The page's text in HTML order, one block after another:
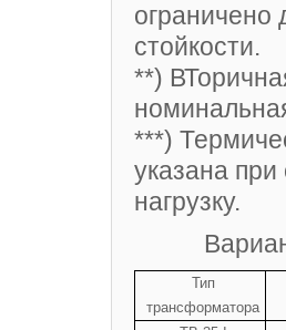
ограничено
стойкости.
**)
***)
указана
нагрузку.
Тип
трансформатора